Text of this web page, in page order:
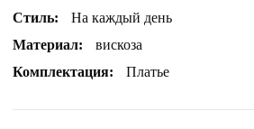
Стиль:
На каждый день
Материал:
вискоза
Комплектация:
Платье